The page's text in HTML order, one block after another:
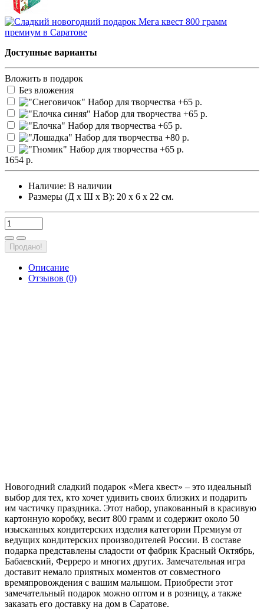
Доступные варианты
Вложить в подарок
Без вложения
1654 р.
Наличие: В наличии
Размеры (Д х Ш х В): 20 х 6 х 22 см.
Продано!
Описание
Отзывов (0)
Новогодний сладкий подарок «Мега квест» – это идеальный
выбор для тех, кто хочет удивить своих близких и подарить
им частичку праздника. Этот набор, упакованный в красивую
картонную коробку, весит 800 грамм и содержит около 50
изысканных кондитерских изделия категории Премиум от
ведущих кондитерских производителей России. В составе
подарка представлены сладости от фабрик Красный Октябрь,
Бабаевский, Ферреро и многих других. Замечательная игра
доставит немало приятных моментов от совместного
времяпровождения с вашим малышом. Приобрести этот
замечательный подарок можно оптом и в розницу, а также
заказать его доставку на дом в Саратове.